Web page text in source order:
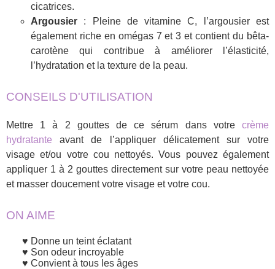
cicatrices.
Argousier : Pleine de vitamine C, l’argousier est
également riche en omégas 7 et 3 et contient du bêta-
carotène qui contribue à améliorer l’élasticité,
l’hydratation et la texture de la peau.
CONSEILS D'UTILISATION
Mettre 1 à 2 gouttes de ce sérum dans votre crème
hydratante avant de l’appliquer délicatement sur votre
visage et/ou votre cou nettoyés. Vous pouvez également
appliquer 1 à 2 gouttes directement sur votre peau nettoyée
et masser doucement votre visage et votre cou.
ON AIME
Donne un teint éclatant
Son odeur incroyable
Convient à tous les âges